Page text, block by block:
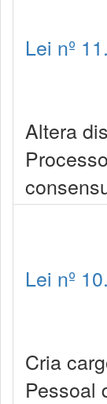
Lei nº
Altera
Lei nº
Cria
Pessoal